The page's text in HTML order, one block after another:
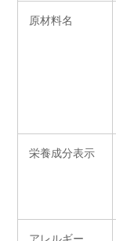
原材料名
栄養成分表示